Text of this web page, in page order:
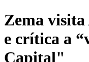
Zema
e crítica a
Capital"